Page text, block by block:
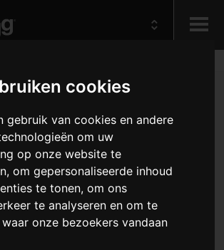
cookies
gebruik van cookies en andere
om uw
op onze website te
om gepersonaliseerde inhoud
te tonen, om ons
te analyseren en om te
onze bezoekers vandaan
Audio &
Lighting